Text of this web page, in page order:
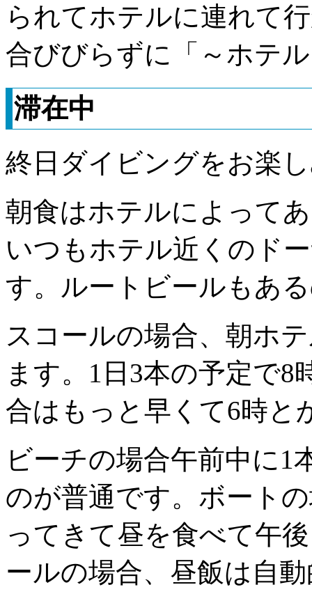
られてホテルに連れて
合びびらずに「～ホテ
滞在中
終日ダイビングをお楽
朝食はホテルによって
いつもホテル近くのド
す。ルートビールもあ
スコールの場合、朝ホ
ます。1日3本の予定で
合はもっと早くて6時と
ビーチの場合午前中に1
のが普通です。ボート
ってきて昼を食べて午
ールの場合、昼飯は自